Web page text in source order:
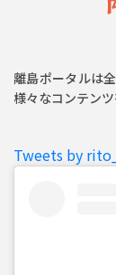
離島ポータルは
様々なコンテン
Tweets by